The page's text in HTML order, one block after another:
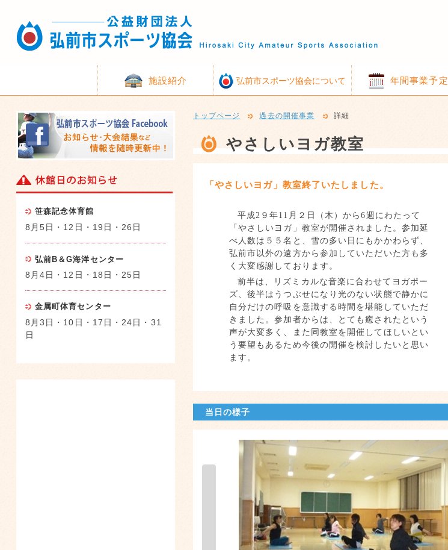
施設紹介 弘前市スポーツ協会について 年間事業予定
トップページ 過去の開催事業 詳細
やさしいヨガ教室
「やさしいヨガ」教室終了いたしました。
平成2 ９年11 月２日（木）から6週にわたって
「やさしいヨガ」教室が開催されました。参加延
べ人数は５５名と、雪の多い日にもかかわらず、
弘前市以外の遠方から参加していただいた方も多
く大変感謝しております。
前半は、リズミカルな音楽に合わせてヨガポー
ズ、後半はうつぶせになり光のない状態で静かに
自分だけの呼吸を意識する時間を堪能していただ
きました。参加者からは、とても癒されたという
声が大変多く、また同教室を開催してほしいとい
う要望もあるため今後の開催を検討したいと思い
ます。
当日の様子
笹森記念体育館
8月5日・12日・19日・26日
弘前B＆G海洋センター
8月4日・12日・18日・25日
金属町体育センター
8月3日・10日・17日・24日・31
日